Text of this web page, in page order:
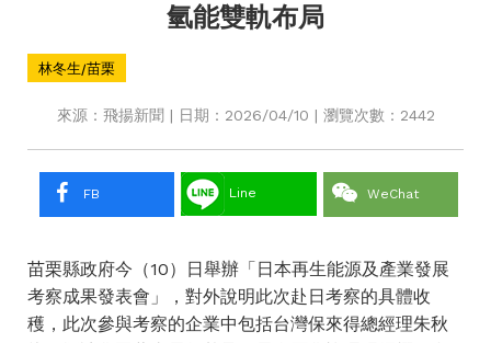
氫能雙軌布局
林冬生/苗栗
來源：飛揚新聞 | 日期：2026/04/10 | 瀏覽次數：2442
FB Line WeChat
苗栗縣政府今（10）日舉辦「日本再生能源及產業發展
考察成果發表會」，對外說明此次赴日考察的具體收
穫，此次參與考察的企業中包括台灣保來得總經理朱秋